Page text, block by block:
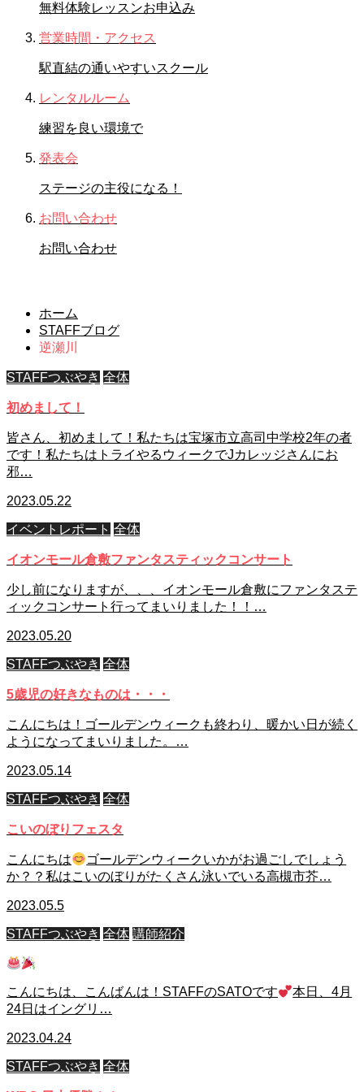
無料体験レッスンお申込み
営業時間・アクセス
駅直結の通いやすいスクール
レンタルルーム
練習を良い環境で
発表会
ステージの主役になる！
お問い合わせ
お問い合わせ
ホーム
STAFFブログ
逆瀬川
STAFFつぶやき 全体
初めまして！
皆さん、初めまして！私たちは宝塚市立高司中学校2年の者
です！私たちはトライやるウィークでJカレッジさんにお
邪…
2023.05.22
イベントレポート 全体
イオンモール倉敷ファンタスティックコンサート
少し前になりますが、、、イオンモール倉敷にファンタステ
ィックコンサート行ってまいりました！！…
2023.05.20
STAFFつぶやき 全体
5歳児の好きなものは・・・
こんにちは！ゴールデンウィークも終わり、暖かい日が続く
ようになってまいりました。…
2023.05.14
STAFFつぶやき 全体
こいのぼりフェスタ
こんにちは
ゴールデンウィークいかがお過ごしでしょう
か？？私はこいのぼりがたくさん泳いでいる高槻市芥…
2023.05.5
STAFFつぶやき 全体 講師紹介
こんにちは、こんばんは！STAFFのSATOです
本日、4月
24日はイングリ…
2023.04.24
STAFFつぶやき 全体